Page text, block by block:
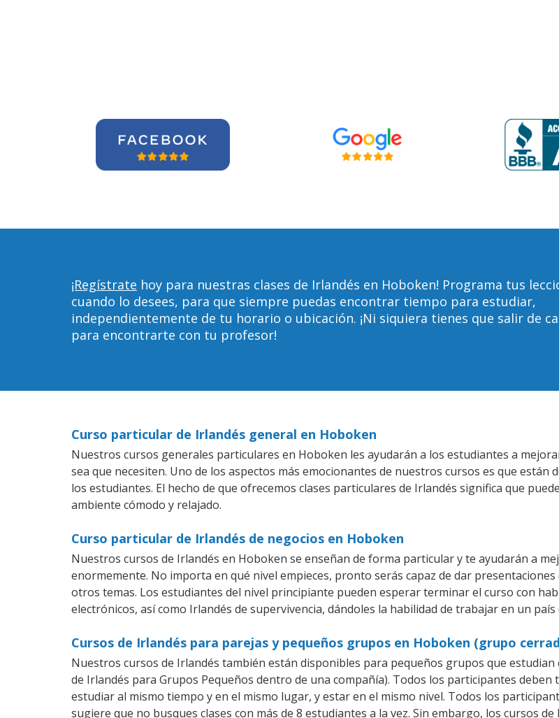
¡Regístrate hoy para nuestras clases de Irlandés en Hoboken! Programa tus
cuando lo desees, para que siempre puedas encontrar tiempo para estudiar,
independientemente de tu horario o ubicación. ¡Ni siquiera tienes que salir de
para encontrarte con tu profesor!
Curso particular de Irlandés general en Hoboken
Nuestros cursos generales particulares en Hoboken les ayudarán a los estudiantes a
sea que necesiten. Uno de los aspectos más emocionantes de nuestros cursos es que
los estudiantes. El hecho de que ofrecemos clases particulares de Irlandés significa que
ambiente cómodo y relajado.
Curso particular de Irlandés de negocios en Hoboken
Nuestros cursos de Irlandés en Hoboken se enseñan de forma particular y te ayudarán a
enormemente. No importa en qué nivel empieces, pronto serás capaz de dar
otros temas. Los estudiantes del nivel principiante pueden esperar terminar el curso con
electrónicos, así como Irlandés de supervivencia, dándoles la habilidad de trabajar en un
Cursos de Irlandés para parejas y pequeños grupos en Hoboken (grupo
Nuestros cursos de Irlandés también están disponibles para pequeños grupos que
de Irlandés para Grupos Pequeños dentro de una compañía). Todos los participantes deben
estudiar al mismo tiempo y en el mismo lugar, y estar en el mismo nivel. Todos los
sugiere que no busques clases con más de 8 estudiantes a la vez. Sin embargo, los cursos